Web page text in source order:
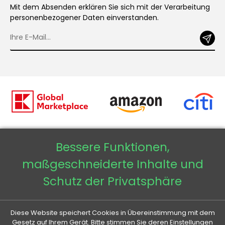
Mit dem Absenden erklären Sie sich mit der Verarbeitung
personenbezogener Daten einverstanden.
Copyright © 2026 - Veneti™
Veneti DE
Veneti SK
Bessere Funktionen,
maßgeschneiderte Inhalte und
Schutz der Privatsphäre
Diese Website speichert Cookies in Übereinstimmung mit dem
Gesetz auf Ihrem Gerät. Bitte stimmen Sie deren Einstellungen